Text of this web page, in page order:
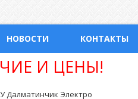
НОВОСТИ КОНТАКТЫ
И ЦЕНЫ!
Далматинчик Электро